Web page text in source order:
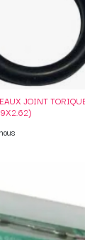
JOINT